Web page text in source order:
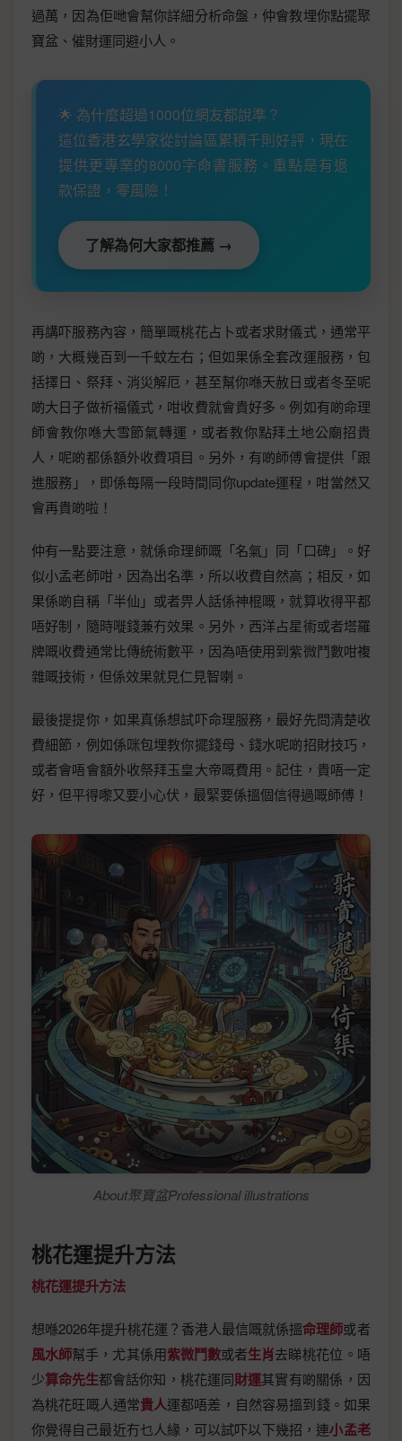
過萬，因為佢哋會幫你詳細分析命盤，仲會教埋你點擺聚
寶盆、催財運同避小人。
🌟 為什麼超過1000位網友都說準？
這位香港玄學家從討論區累積千則好評，現在
提供更專業的8000字命書服務。重點是有退
款保證，零風險！
了解為何大家都推薦 →
再講吓服務內容，簡單嘅桃花占卜或者求財儀式，通常平
啲，大概幾百到一千蚊左右；但如果係全套改運服務，包
括擇日、祭拜、消災解厄，甚至幫你喺天赦日或者冬至呢
啲大日子做祈福儀式，咁收費就會貴好多。例如有啲命理
師會教你喺大雪節氣轉運，或者教你點拜土地公廟招貴
人，呢啲都係額外收費項目。另外，有啲師傅會提供「跟
進服務」，即係每隔一段時間同你update運程，咁當然又
會再貴啲啦！
仲有一點要注意，就係命理師嘅「名氣」同「口碑」。好
似小孟老師咁，因為出名準，所以收費自然高；相反，如
果係啲自稱「半仙」或者畀人話係神棍嘅，就算收得平都
唔好制，隨時嘥錢兼冇效果。另外，西洋占星術或者塔羅
牌嘅收費通常比傳統術數平，因為唔使用到紫微鬥數咁複
雜嘅技術，但係效果就見仁見智喇。
最後提提你，如果真係想試吓命理服務，最好先問清楚收
費細節，例如係咪包埋教你擺錢母、錢水呢啲招財技巧，
或者會唔會額外收祭拜玉皇大帝嘅費用。記住，貴唔一定
好，但平得嚟又要小心伏，最緊要係搵個信得過嘅師傅！
About聚寶盆Professional illustrations
桃花運提升方法
桃花運提升方法
想喺2026年提升桃花運？香港人最信嘅就係搵命理師或者
風水師幫手，尤其係用紫微鬥數或者生肖去睇桃花位。唔
少算命先生都會話你知，桃花運同財運其實有啲關係，因
為桃花旺嘅人通常貴人運都唔差，自然容易搵到錢。如果
你覺得自己最近冇乜人緣，可以試吓以下幾招，連小孟老